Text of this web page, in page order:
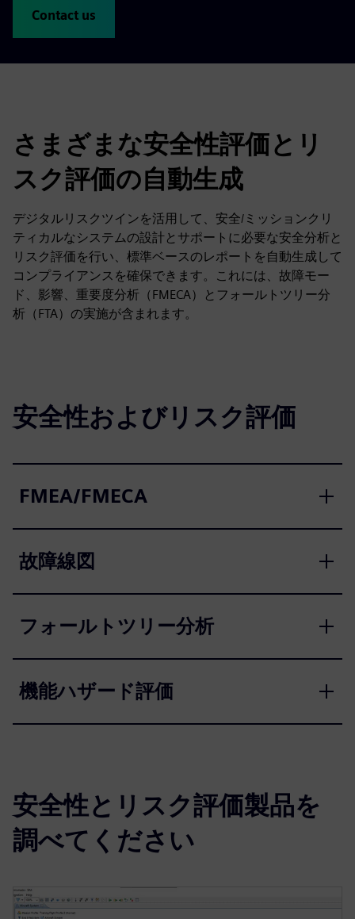
Contact us
さまざまな安全性評価とリ
スク評価の自動生成
デジタルリスクツインを活用して、安全/ミッションクリ
ティカルなシステムの設計とサポートに必要な安全分析と
リスク評価を行い、標準ベースのレポートを自動生成して
コンプライアンスを確保できます。これには、故障モー
ド、影響、重要度分析（FMECA）とフォールトツリー分
析（FTA）の実施が含まれます。
安全性およびリスク評価
FMEA/FMECA
故障線図
フォールトツリー分析
機能ハザード評価
安全性とリスク評価製品を
調べてください